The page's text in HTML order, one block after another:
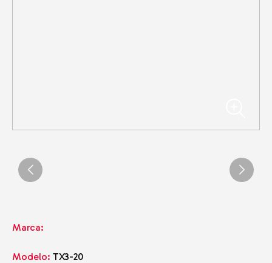
Marca:
Modelo: TX3-20